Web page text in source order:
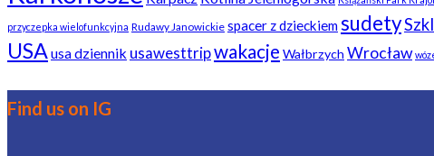
przyczepka wielofunkcyjna Rudawy Janowickie spacer z dzieckiemsudety
USAusa dziennik usawesttripwakacje Wałbrzych Wrocław
Find us on IG